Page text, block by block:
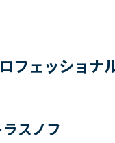
フェッショナ
スノフ